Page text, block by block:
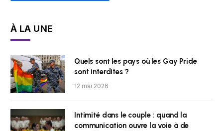
À LA UNE
Quels sont les pays où les Gay Pride
sont interdites ?
12 mai 2026
Intimité dans le couple : quand la
communication ouvre la voie à de